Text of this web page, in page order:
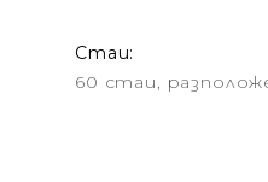
Стаи:
60 стаи,